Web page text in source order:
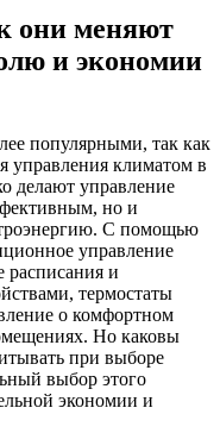
они меняют
и экономии
популярными, так как
управления климатом в
делают управление
но и
С помощью
управление
расписания и
термостаты
о комфортном
Но каковы
при выборе
выбор этого
экономии и